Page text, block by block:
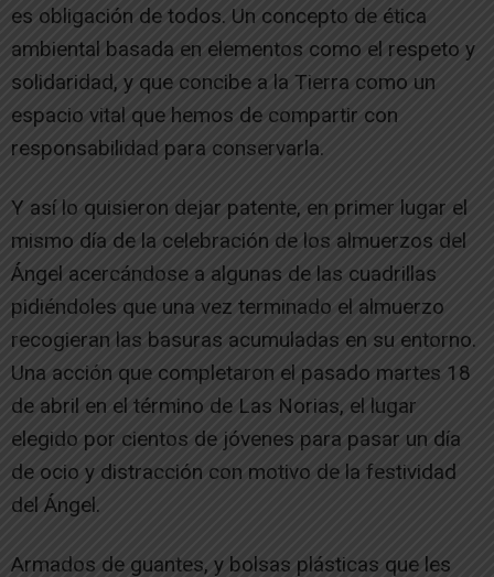
es obligación de todos. Un concepto de ética
ambiental basada en elementos como el respeto y
solidaridad, y que concibe a la Tierra como un
espacio vital que hemos de compartir con
responsabilidad para conservarla.
Y así lo quisieron dejar patente, en primer lugar el
mismo día de la celebración de los almuerzos del
Ángel acercándose a algunas de las cuadrillas
pidiéndoles que una vez terminado el almuerzo
recogieran las basuras acumuladas en su entorno.
Una acción que completaron el pasado martes 18
de abril en el término de Las Norias, el lugar
elegido por cientos de jóvenes para pasar un día
de ocio y distracción con motivo de la festividad
del Ángel.
Armados de guantes, y bolsas plásticas que les